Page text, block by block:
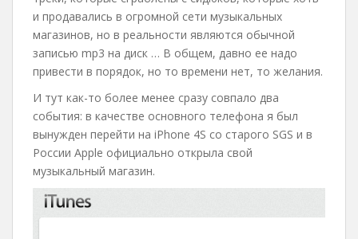
и продавались в огромной сети музыкальных
магазинов, но в реальности являются обычной
записью mp3 на диск … В общем, давно ее надо
привести в порядок, но то времени нет, то желания.
И тут как-то более менее сразу совпало два
события: в качестве основного телефона я был
вынужден перейти на iPhone 4S со старого SGS и в
России Apple официально открыла свой
музыкальный магазин.